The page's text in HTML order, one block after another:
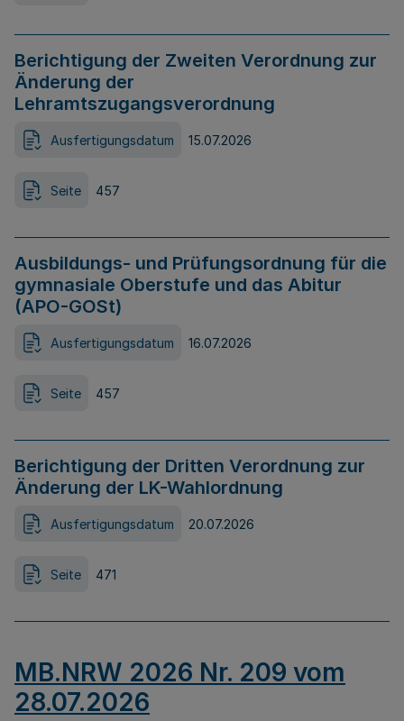
Berichtigung der Zweiten Verordnung zur
Änderung der
Lehramtszugangsverordnung
Ausfertigungsdatum 15.07.2026
Seite 457
Ausbildungs- und Prüfungsordnung für die
gymnasiale Oberstufe und das Abitur
(APO-GOSt)
Ausfertigungsdatum 16.07.2026
Seite 457
Berichtigung der Dritten Verordnung zur
Änderung der LK-Wahlordnung
Ausfertigungsdatum 20.07.2026
Seite 471
MB.NRW 2026 Nr. 209 vom
28.07.2026